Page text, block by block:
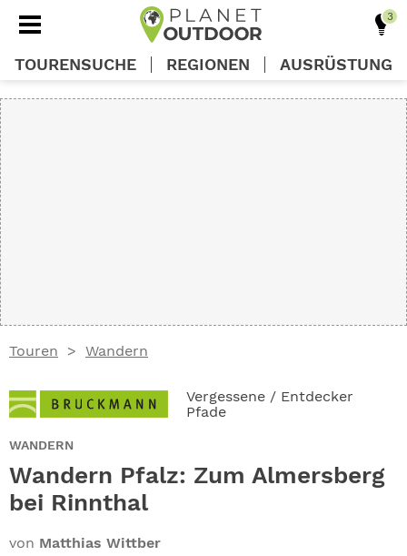
Touren Wandern
Vergessene / Entdecker
Pfade
WANDERN
Wandern Pfalz: Zum Almersberg
bei Rinnthal
von Matthias Wittber
TOURENSUCHE REGIONEN AUSRÜSTUNG
ABO
NEWSLETTER